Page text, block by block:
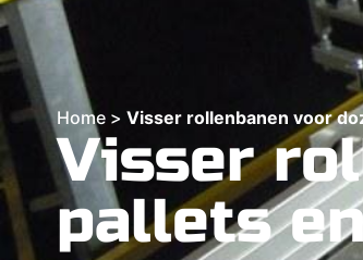
Home > Visser rollenbanen voor
Visser
pallets